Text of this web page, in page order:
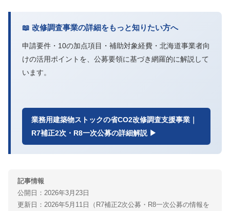
📖 改修調査事業の詳細をもっと知りたい方へ
申請要件・10の加点項目・補助対象経費・北海道事業者向
けの活用ポイントを、公募要領に基づき網羅的に解説して
います。
業務用建築物ストックの省CO2改修調査支援事業｜
R7補正2次・R8一次公募の詳細解説 ▶
記事情報
公開日：2026年3月23日
更新日：2026年5月11日（R7補正2次公募・R8一次公募の情報を